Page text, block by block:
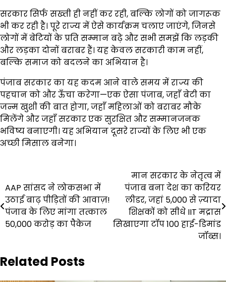
सरकार सिर्फ सख्ती ही नहीं कर रही, बल्कि लोगों को जागरूक
भी कर रही है। पूरे राज्य में ऐसे कार्यक्रम चलाए जाएंगे, जिनसे
लोगों में बेटियों के प्रति सम्मान बढ़े और सभी समझें कि लड़की
और लड़का दोनों बराबर हैं। यह केवल सरकारी काम नहीं,
बल्कि समाज को बदलने का अभियान है।
पंजाब सरकार का यह कदम आने वाले समय में राज्य की
पहचान को और ऊँचा करेगा—एक ऐसा पंजाब, जहाँ बेटी का
जन्म खुशी की बात होगा, जहाँ महिलाओं को बराबर मौके
मिलेंगे और जहाँ सरकार एक सुरक्षित और सम्मानजनक
भविष्य बनाएगी। यह अभियान दूसरे राज्यों के लिए भी एक
अच्छी मिसाल बनेगा।
navigation
AAP सांसद ने लोकसभा में
उठाई बाढ़ पीड़ितों की आवाज़!
पंजाब के लिए मांगा तत्काल
₹50,000 करोड़ का पैकेज
मान सरकार के नेतृत्व में
पंजाब बना देश का करियर
लीडर, जहां 5,000 से ज़्यादा
शिक्षकों को सीधे IIT मद्रास
सिखाएगा टॉप 100 हाई-डिमांड
जॉब्स।
Related Posts